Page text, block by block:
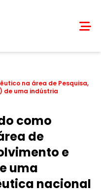
na área de Pesquisa,
de uma indústria
como
de
e
uma
nacional